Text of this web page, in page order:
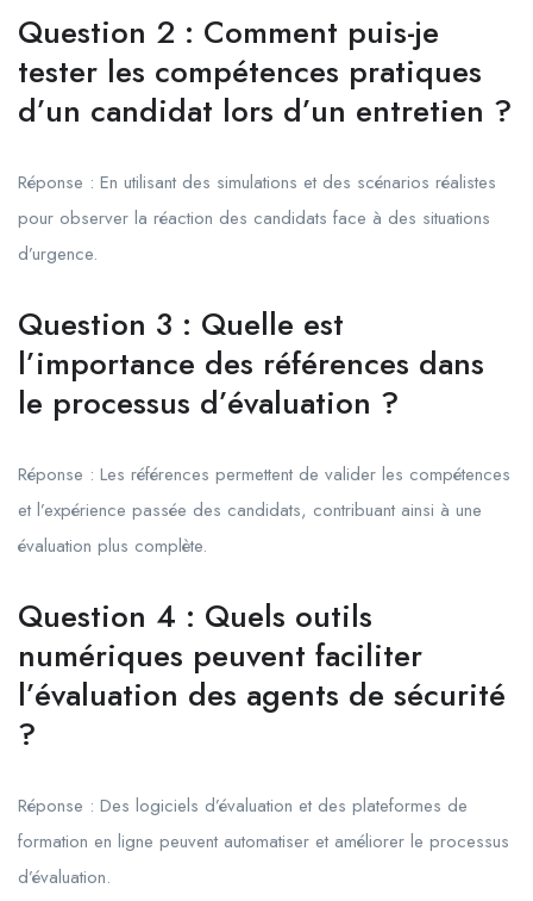
Question 2 : Comment puis-je
tester les compétences pratiques
d’un candidat lors d’un entretien ?
Réponse : En utilisant des simulations et des scénarios réalistes
pour observer la réaction des candidats face à des situations
d’urgence.
Question 3 : Quelle est
l’importance des références dans
le processus d’évaluation ?
Réponse : Les références permettent de valider les compétences
et l’expérience passée des candidats, contribuant ainsi à une
évaluation plus complète.
Question 4 : Quels outils
numériques peuvent faciliter
l’évaluation des agents de sécurité
?
Réponse : Des logiciels d’évaluation et des plateformes de
formation en ligne peuvent automatiser et améliorer le processus
d’évaluation.